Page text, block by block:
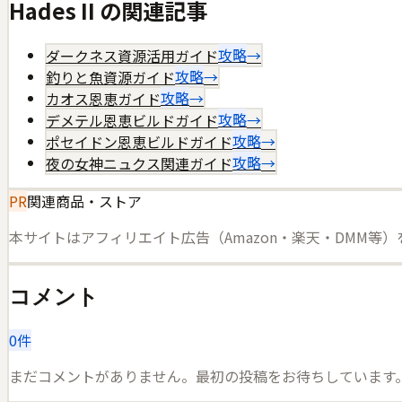
Hades II の関連記事
ダークネス資源活用ガイド攻略→
釣りと魚資源ガイド攻略→
カオス恩恵ガイド攻略→
デメテル恩恵ビルドガイド攻略→
ポセイドン恩恵ビルドガイド攻略→
夜の女神ニュクス関連ガイド攻略→
PR関連商品・ストア
本サイトはアフィリエイト広告（Amazon・楽天・DMM等）
コメント
0件
まだコメントがありません。最初の投稿をお待ちしています。